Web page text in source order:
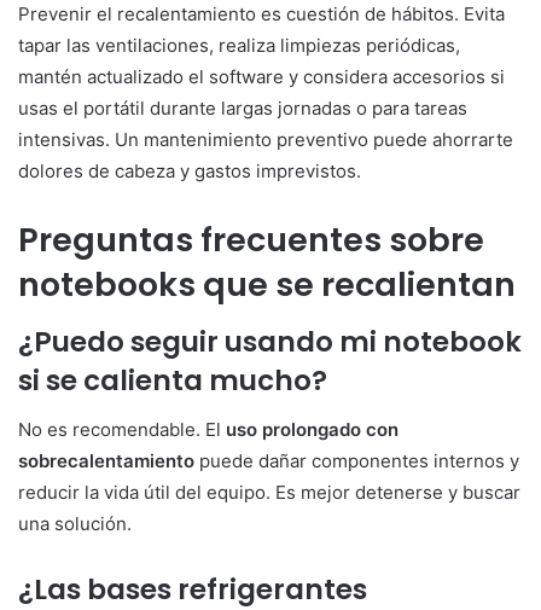
Prevenir el recalentamiento es cuestión de hábitos. Evita
tapar las ventilaciones, realiza limpiezas periódicas,
mantén actualizado el software y considera accesorios si
usas el portátil durante largas jornadas o para tareas
intensivas. Un mantenimiento preventivo puede ahorrarte
dolores de cabeza y gastos imprevistos.
Preguntas frecuentes sobre
notebooks que se recalientan
¿Puedo seguir usando mi notebook
si se calienta mucho?
No es recomendable. El uso prolongado con
sobrecalentamiento puede dañar componentes internos y
reducir la vida útil del equipo. Es mejor detenerse y buscar
una solución.
¿Las bases refrigerantes